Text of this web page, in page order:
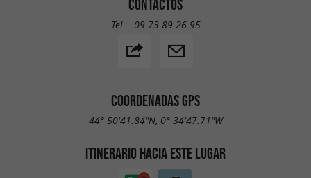
CONTACTOS
Tel. : 09 73 89 26 95
COORDENADAS GPS
44° 50'41.84"N, 0° 34'47.71"W
ITINERARIO HACIA ESTE LUGAR